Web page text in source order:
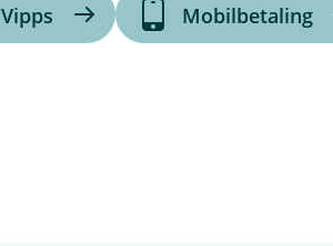
Vipps Mobilbetaling